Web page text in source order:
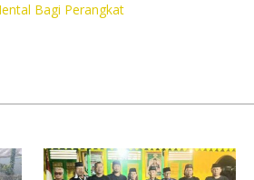
Bagi Perangkat